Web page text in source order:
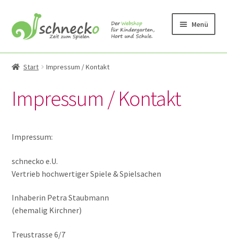
Zur
Navigation
Zum
Inhalt
Menü
Produkte
Impressum / Kontakt
Start Impressum / Kontakt
Impressum / Kontakt
Impressum:
schnecko e.U.
Vertrieb hochwertiger Spiele & Spielsachen
Inhaberin Petra Staubmann
(ehemalig Kirchner)
Treustrasse 6/7